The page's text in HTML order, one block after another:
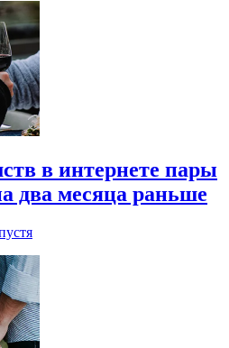
в интернете пары
два месяца раньше